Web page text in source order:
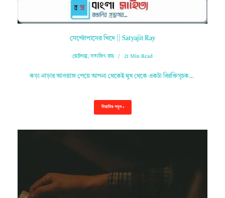
সেপ্টোপাসের খিদে || Satyajit Ray
ছোটগল্প,সত্যজিৎ রায় 21 Min Read
কড়া নাড়ার আওয়াজ পেয়ে আপনা থেকেই মুখ থেকে একটা বিরক্তিসূচক…
বিস্তারিত পড়ুন »